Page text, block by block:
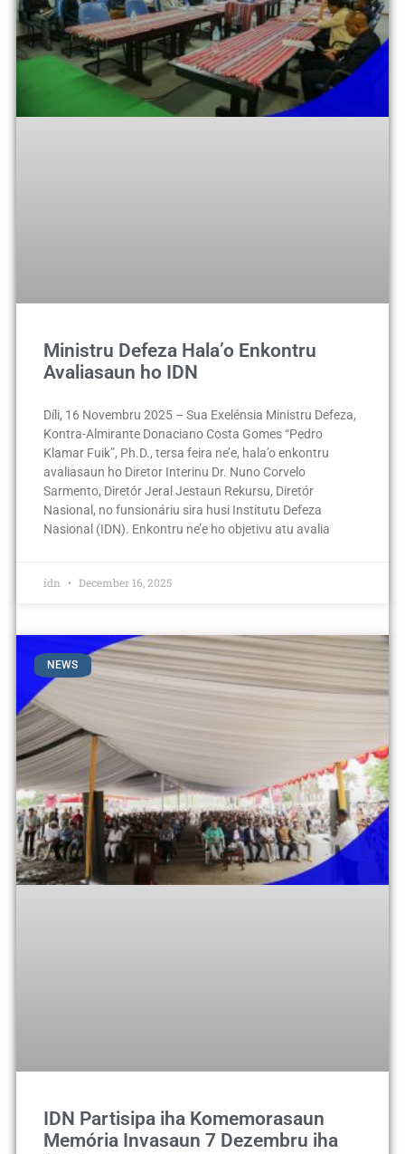
Ministru Defeza Hala’o Enkontru
Avaliasaun ho IDN
Díli, 16 Novembru 2025 – Sua Exelénsia Ministru Defeza,
Kontra-Almirante Donaciano Costa Gomes “Pedro
Klamar Fuik”, Ph.D., tersa feira ne’e, hala’o enkontru
avaliasaun ho Diretor Interinu Dr. Nuno Corvelo
Sarmento, Diretór Jeral Jestaun Rekursu, Diretór
Nasional, no funsionáriu sira husi Institutu Defeza
Nasional (IDN). Enkontru ne’e ho objetivu atu avalia
idn December 16, 2025
NEWS
IDN Partisipa iha Komemorasaun
Memória Invasaun 7 Dezembru iha